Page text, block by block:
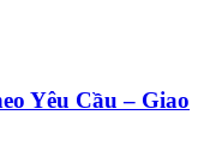
Yêu Cầu – Giao